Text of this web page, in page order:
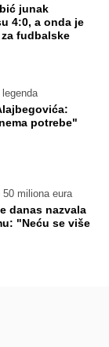
junak
4:0, a onda je
fudbalske
potrebe"
miliona eura
danas nazvala
"Neću se više